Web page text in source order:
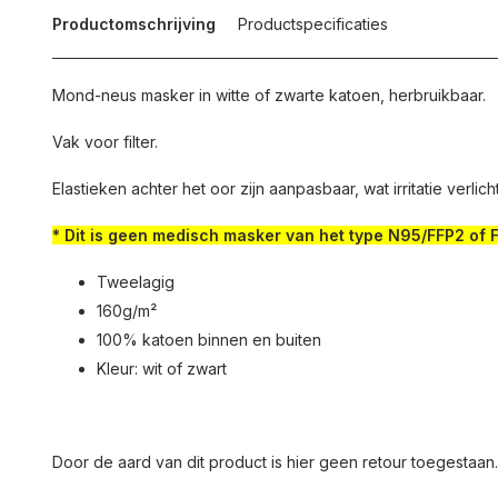
Productomschrijving Productspecificaties
Mond-neus masker in witte of zwarte katoen, herbruikbaar.
Vak voor filter.
Elastieken achter het oor zijn aanpasbaar, wat irritatie
* Dit is geen medisch masker van het type N95/FFP2 of
Tweelagig
160g/m²
100% katoen binnen en buiten
Kleur: wit of zwart
Door de aard van dit product is hier geen retour toegestaan.